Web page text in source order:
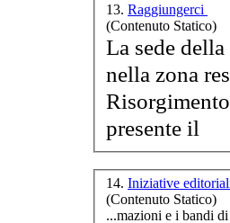
13. Raggiungerci
(Contenuto Statico)
La sede
nella zona
presente il
14. Iniziative
(Contenuto Statico)